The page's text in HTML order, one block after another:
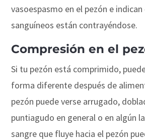
vasoespasmo en el pezón e
sanguíneos están contrayéndose.
Compresión en el
Si tu pezón está comprimido,
forma diferente después de
pezón puede verse arrugado,
puntiagudo en general o en algún
sangre que fluye hacia el pezón